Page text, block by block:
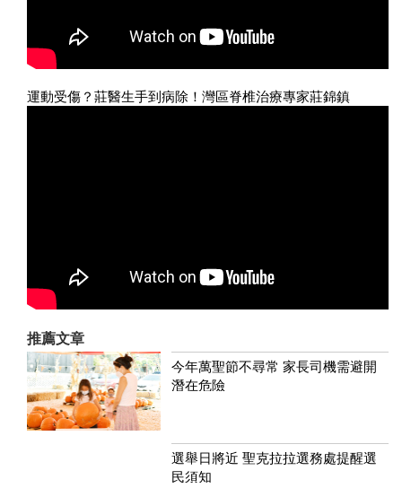
運動受傷？莊醫生手到病除！灣區脊椎治療專家莊錦鎮
推薦文章
今年萬聖節不尋常 家長司機需避開
潛在危險
選舉日將近 聖克拉拉選務處提醒選
民須知